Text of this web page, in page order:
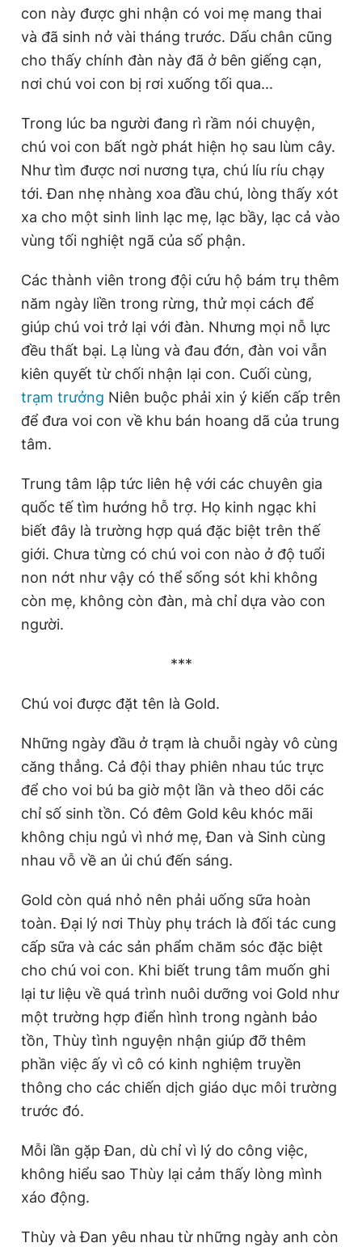
con này được ghi nhận có voi mẹ mang thai
và đã sinh nở vài tháng trước. Dấu chân cũng
cho thấy chính đàn này đã ở bên giếng cạn,
nơi chú voi con bị rơi xuống tối qua...
Trong lúc ba người đang rì rầm nói chuyện,
chú voi con bất ngờ phát hiện họ sau lùm cây.
Như tìm được nơi nương tựa, chú líu ríu chạy
tới. Đan nhẹ nhàng xoa đầu chú, lòng thấy xót
xa cho một sinh linh lạc mẹ, lạc bầy, lạc cả vào
vùng tối nghiệt ngã của số phận.
Các thành viên trong đội cứu hộ bám trụ thêm
năm ngày liền trong rừng, thử mọi cách để
giúp chú voi trở lại với đàn. Nhưng mọi nỗ lực
đều thất bại. Lạ lùng và đau đớn, đàn voi vẫn
kiên quyết từ chối nhận lại con. Cuối cùng,
trạm trưởng Niên buộc phải xin ý kiến cấp trên
để đưa voi con về khu bán hoang dã của trung
tâm.
Trung tâm lập tức liên hệ với các chuyên gia
quốc tế tìm hướng hỗ trợ. Họ kinh ngạc khi
biết đây là trường hợp quá đặc biệt trên thế
giới. Chưa từng có chú voi con nào ở độ tuổi
non nớt như vậy có thể sống sót khi không
còn mẹ, không còn đàn, mà chỉ dựa vào con
người.
***
Chú voi được đặt tên là Gold.
Những ngày đầu ở trạm là chuỗi ngày vô cùng
căng thẳng. Cả đội thay phiên nhau túc trực
để cho voi bú ba giờ một lần và theo dõi các
chỉ số sinh tồn. Có đêm Gold kêu khóc mãi
không chịu ngủ vì nhớ mẹ, Đan và Sinh cùng
nhau vỗ về an ủi chú đến sáng.
Gold còn quá nhỏ nên phải uống sữa hoàn
toàn. Đại lý nơi Thùy phụ trách là đối tác cung
cấp sữa và các sản phẩm chăm sóc đặc biệt
cho chú voi con. Khi biết trung tâm muốn ghi
lại tư liệu về quá trình nuôi dưỡng voi Gold như
một trường hợp điển hình trong ngành bảo
tồn, Thùy tình nguyện nhận giúp đỡ thêm
phần việc ấy vì cô có kinh nghiệm truyền
thông cho các chiến dịch giáo dục môi trường
trước đó.
Mỗi lần gặp Đan, dù chỉ vì lý do công việc,
không hiểu sao Thùy lại cảm thấy lòng mình
xáo động.
Thùy và Đan yêu nhau từ những ngày anh còn